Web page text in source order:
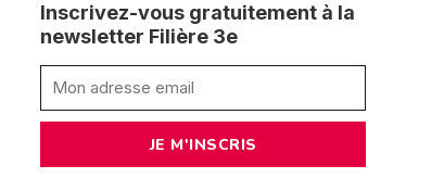
Inscrivez-vous gratuitement à la
newsletter Filière 3e